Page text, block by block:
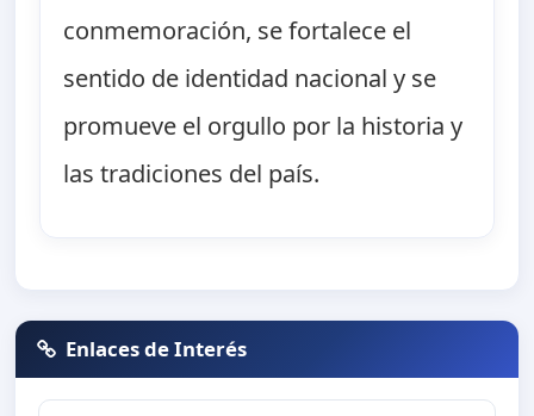
conmemoración, se fortalece el
sentido de identidad nacional y se
promueve el orgullo por la historia y
las tradiciones del país.
Enlaces de Interés